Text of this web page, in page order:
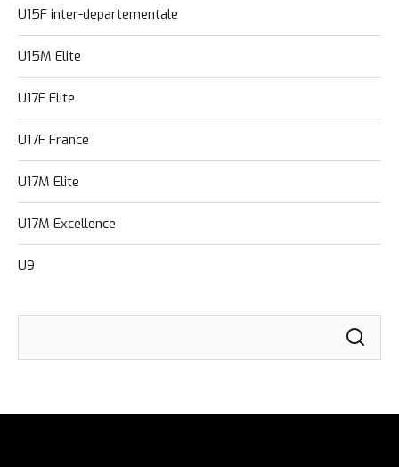
U15F inter-departementale
U15M Elite
U17F Elite
U17F France
U17M Elite
U17M Excellence
U9